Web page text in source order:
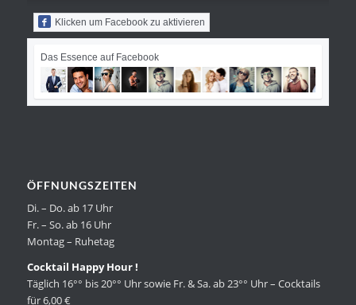
Klicken um Facebook zu aktivieren
Das Essence auf Facebook
ÖFFNUNGSZEITEN
Di. – Do. ab 17 Uhr
Fr. – So. ab 16 Uhr
Montag – Ruhetag
Cocktail Happy Hour !
Täglich 16°° bis 20°° Uhr sowie Fr. & Sa. ab 23°° Uhr – Cocktails
für 6,00 €